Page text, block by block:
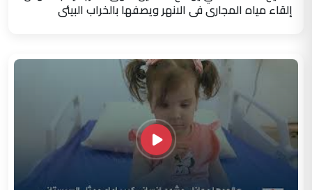
إلقاء مياه المجاري في الانهر ويصفها بالخراب البيئي